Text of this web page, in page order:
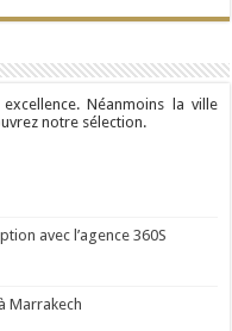
Néanmoins la ville
notre sélection.
avec l’agence 360S
Marrakech